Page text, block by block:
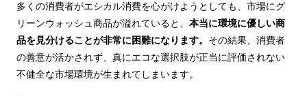
多くの消費者がエシカル消費を心がけようとしても、市場にグ
リーンウォッシュ商品が溢れていると、 本当に環境に優しい商
品を見分けることが非常に困難になります。 その結果、消費者
の善意が活かされず、真にエコな選択肢が正当に評価されない
不健全な市場環境が生まれてしまいます。